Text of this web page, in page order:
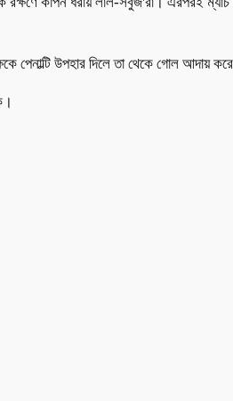
পেনাল্টি উপহার দিলে তা থেকে গোল আদায়